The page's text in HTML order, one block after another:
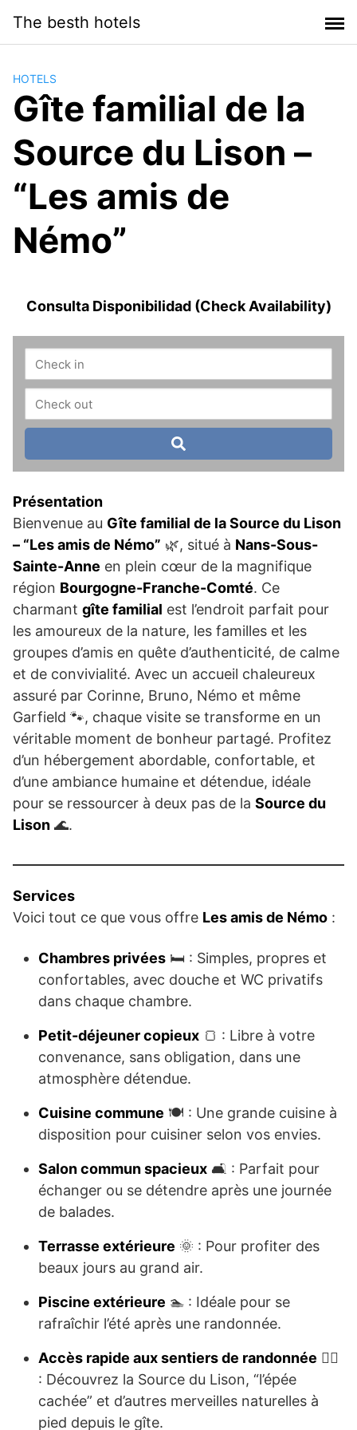
contenido
The besth hotels
HOTELS
Gîte familial de la
Source du Lison –
“Les amis de
Némo”
Consulta Disponibilidad (Check Availability)
Présentation
Bienvenue au Gîte familial de la Source du Lison
– “Les amis de Némo” 🌿, situé à Nans-Sous-
Sainte-Anne en plein cœur de la magnifique
région Bourgogne-Franche-Comté. Ce
charmant gîte familial est l’endroit parfait pour
les amoureux de la nature, les familles et les
groupes d’amis en quête d’authenticité, de calme
et de convivialité. Avec un accueil chaleureux
assuré par Corinne, Bruno, Némo et même
Garfield 🐾, chaque visite se transforme en un
véritable moment de bonheur partagé. Profitez
d’un hébergement abordable, confortable, et
d’une ambiance humaine et détendue, idéale
pour se ressourcer à deux pas de la Source du
Lison 🌊.
Services
Voici tout ce que vous offre Les amis de Némo :
Chambres privées 🛏️ : Simples, propres et
confortables, avec douche et WC privatifs
dans chaque chambre.
Petit-déjeuner copieux 🍞 : Libre à votre
convenance, sans obligation, dans une
atmosphère détendue.
Cuisine commune 🍽️ : Une grande cuisine à
disposition pour cuisiner selon vos envies.
Salon commun spacieux 🛋️ : Parfait pour
échanger ou se détendre après une journée
de balades.
Terrasse extérieure 🌞 : Pour profiter des
beaux jours au grand air.
Piscine extérieure 🏊 : Idéale pour se
rafraîchir l’été après une randonnée.
Accès rapide aux sentiers de randonnée 🚶‍♂️
: Découvrez la Source du Lison, “l’épée
cachée” et d’autres merveilles naturelles à
pied depuis le gîte.